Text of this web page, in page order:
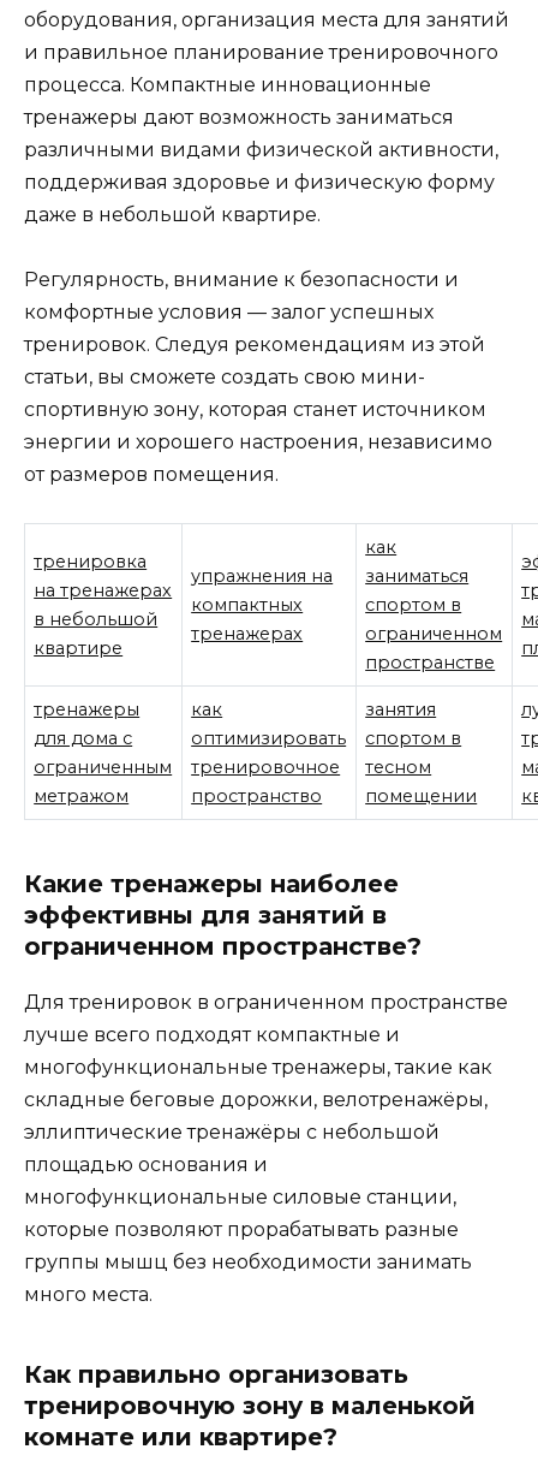
оборудования, организация места для занятий
и правильное планирование тренировочного
процесса. Компактные инновационные
тренажеры дают возможность заниматься
различными видами физической активности,
поддерживая здоровье и физическую форму
даже в небольшой квартире.
Регулярность, внимание к безопасности и
комфортные условия — залог успешных
тренировок. Следуя рекомендациям из этой
статьи, вы сможете создать свою мини-
спортивную зону, которая станет источником
энергии и хорошего настроения, независимо
от размеров помещения.
тренировка
на тренажерах
в небольшой
квартире
упражнения на
компактных
тренажерах
как
заниматься
спортом в
ограниченном
пространстве
тренажеры
для дома с
ограниченным
метражом
как
оптимизировать
тренировочное
пространство
занятия
спортом в
тесном
помещении
Какие тренажеры наиболее
эффективны для занятий в
ограниченном пространстве?
Для тренировок в ограниченном пространстве
лучше всего подходят компактные и
многофункциональные тренажеры, такие как
складные беговые дорожки, велотренажёры,
эллиптические тренажёры с небольшой
площадью основания и
многофункциональные силовые станции,
которые позволяют прорабатывать разные
группы мышц без необходимости занимать
много места.
Как правильно организовать
тренировочную зону в маленькой
комнате или квартире?